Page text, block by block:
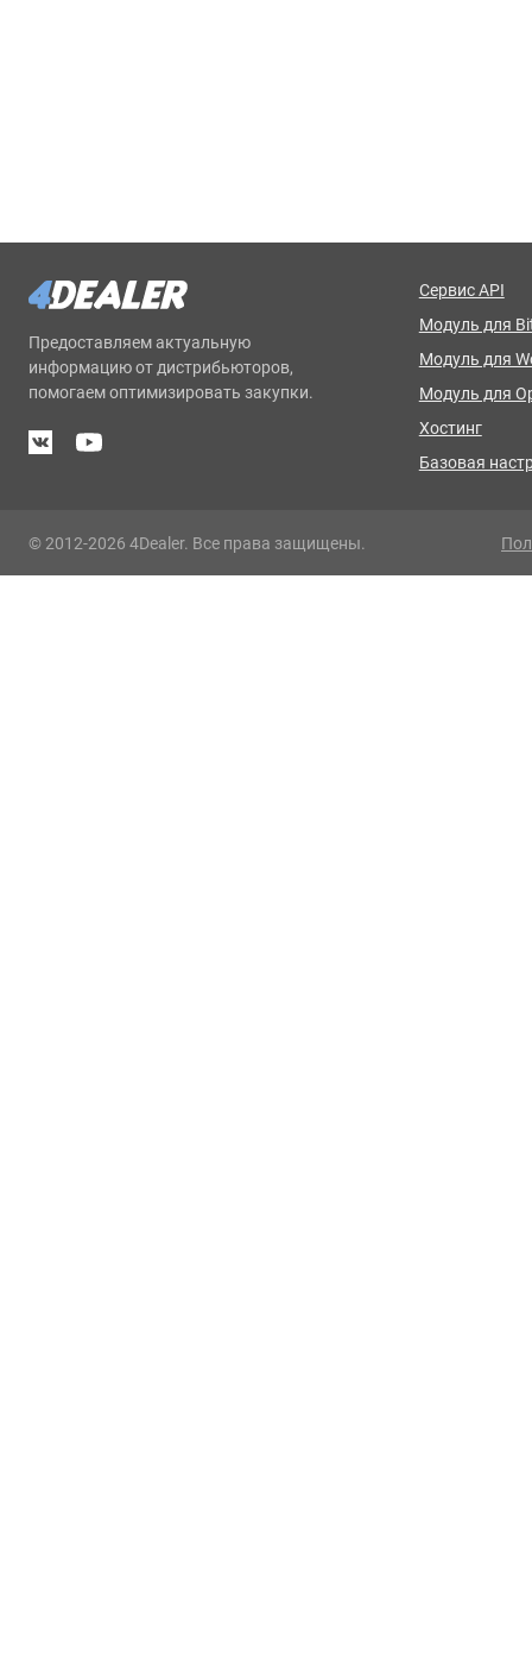
Предоставляем актуальную
информацию от дистрибьюторов,
помогаем оптимизировать закупки.
Сервис API
Модуль для
Модуль для
Модуль для
Хостинг
Базовая
© 2012-2026 4Dealer. Все права защищены.